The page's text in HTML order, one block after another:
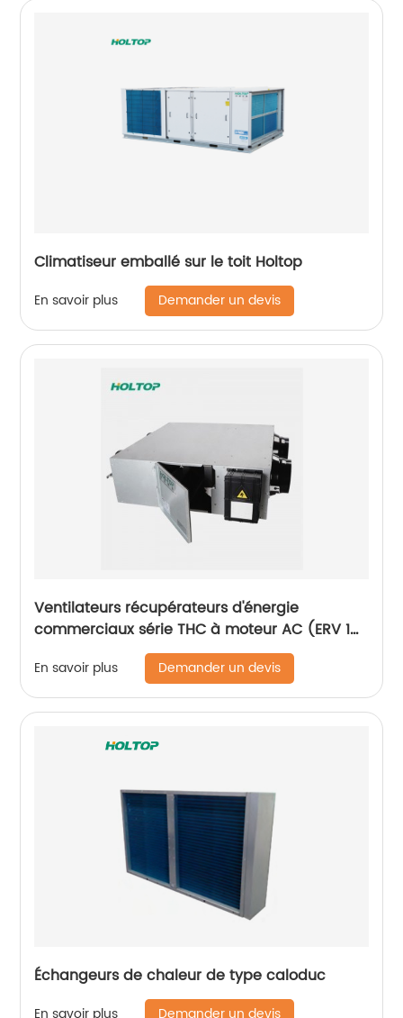
Climatiseur emballé sur le toit Holtop
En savoir plus Demander un devis
Ventilateurs récupérateurs d'énergie
commerciaux série THC à moteur AC (ERV 1
500-2 600 m3/h)
En savoir plus Demander un devis
Échangeurs de chaleur de type caloduc
Demander un devis